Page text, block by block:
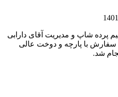
و مدیریت آقای دارابی
و دوخت عالی